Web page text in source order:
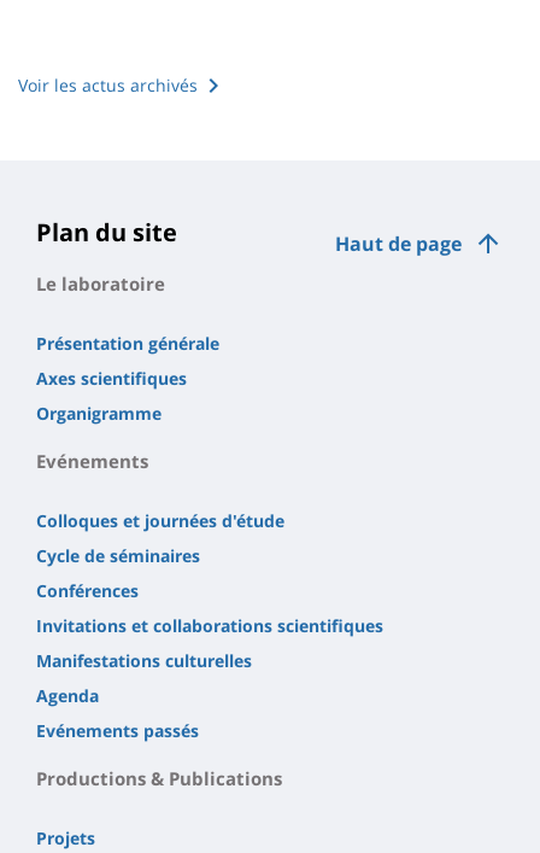
Voir les actus archivés
Haut de page
Plan du site
Le laboratoire
Présentation générale
Axes scientifiques
Organigramme
Evénements
Colloques et journées d'étude
Cycle de séminaires
Conférences
Invitations et collaborations scientifiques
Manifestations culturelles
Agenda
Evénements passés
Productions & Publications
Projets